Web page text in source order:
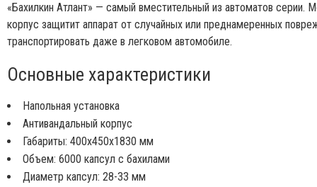
«Бахилкин Атлант» — cамый вместительный из автоматов
корпус защитит аппарат от случайных или преднамеренных
транспортировать даже в легковом автомобиле.
Основные характеристики
Напольная установка
Антивандальный корпус
Габариты: 400х450х1830 мм
Объем: 6000 капсул с бахилами
Диаметр капсул: 28-33 мм